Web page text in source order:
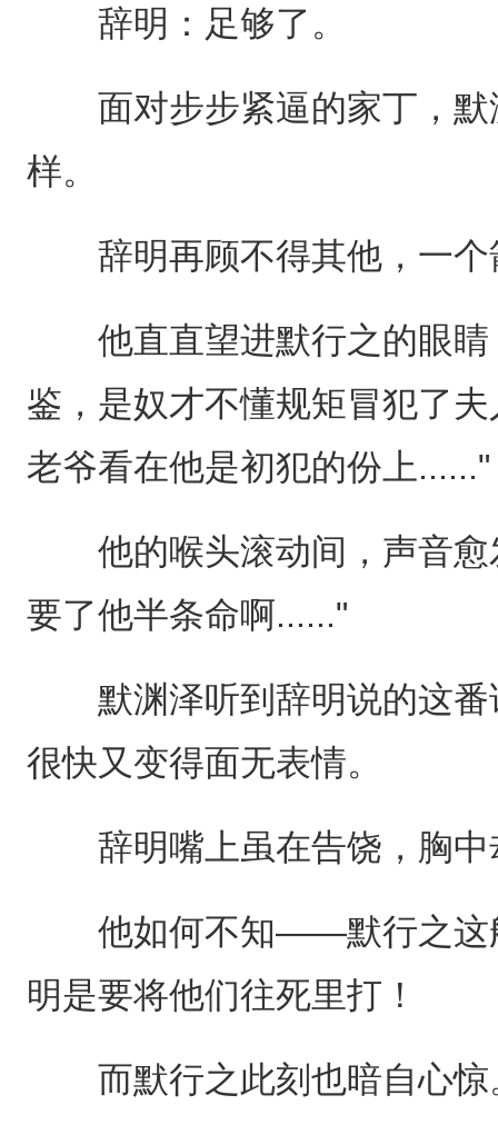
辞明：足够了。
面对步步紧逼的家丁，默
样。
辞明再顾不得其他，一个
他直直望进默行之的眼睛
鉴，是奴才不懂规矩冒犯了
老爷看在他是初犯的份上......"
他的喉头滚动间，声音愈
要了他半条命啊......"
默渊泽听到辞明说的这番
很快又变得面无表情。
辞明嘴上虽在告饶，胸中
他如何不知——默行之这
明是要将他们往死里打！
而默行之此刻也暗自心惊